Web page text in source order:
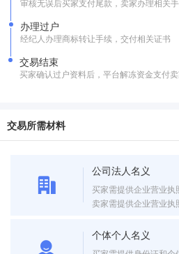
审核无误后买家支付尾款，卖家办理相关
办理过户
经纪人办理商标转让手续，交付相关证书
交易结束
买家确认过户资料后，平台解冻资金支付
交易所需材料
公司法人名义
买家需提供企业营业执
卖家需提供企业营业执
个体个人名义